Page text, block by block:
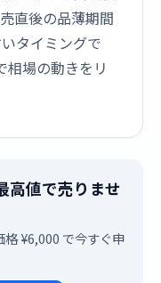
直後の品薄期間
タイミングで
相場の動きをリ
高値で売りませ
¥6,000 で今すぐ申